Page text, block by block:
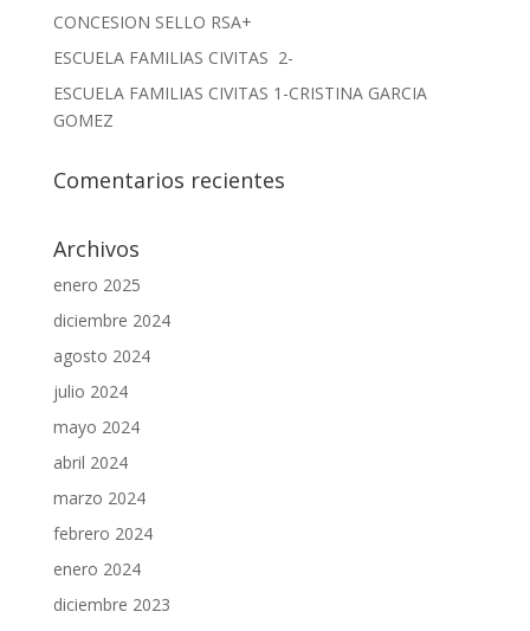
CONCESION SELLO RSA+
ESCUELA FAMILIAS CIVITAS 2-
ESCUELA FAMILIAS CIVITAS 1-CRISTINA GARCIA
GOMEZ
Comentarios recientes
Archivos
enero 2025
diciembre 2024
agosto 2024
julio 2024
mayo 2024
abril 2024
marzo 2024
febrero 2024
enero 2024
diciembre 2023